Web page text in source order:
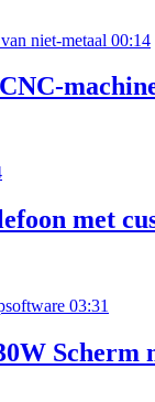
00:14
met
03:31